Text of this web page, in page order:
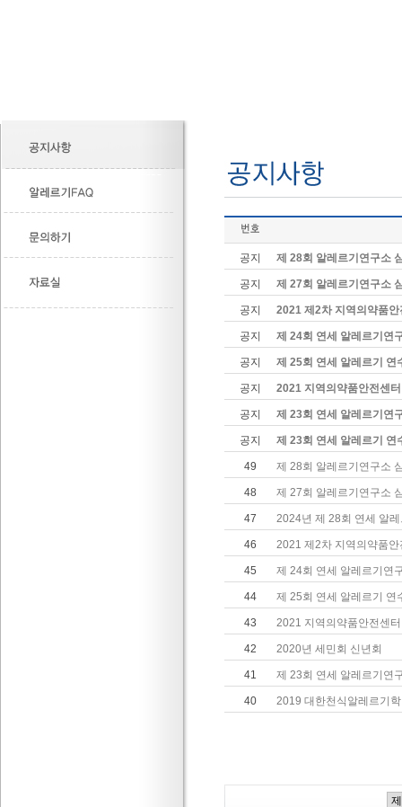
공지 제 28회 알레르기연구소
공지 제 27회 알레르기연구소
공지 2021 제2차 지역의약품
공지 제 24회 연세 알레르기연
공지 제 25회 연세 알레르기 연
공지 2021 지역의약품안전센
공지 제 23회 연세 알레르기연
공지 제 23회 연세 알레르기 연
49 제 28회 알레르기연구소
48 제 27회 알레르기연구소
47 2024년 제 28회 연세 알
46 2021 제2차 지역의약품
45 제 24회 연세 알레르기연
44 제 25회 연세 알레르기 연
43 2021 지역의약품안전센
42 2020년 세민회 신년회
41 제 23회 연세 알레르기연
40 2019 대한천식알레르기